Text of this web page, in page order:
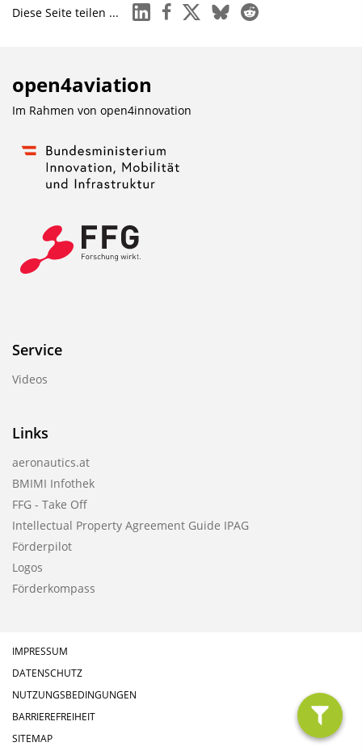
filter
Diese Seite teilen ... linkedinfacebook
x blueskyreddit
open4aviation
Im Rahmen von open4innovation
Service
Videos
Links
aeronautics.at
BMIMI Infothek
FFG - Take Off
Intellectual Property Agreement Guide IPAG
Förderpilot
Logos
Förderkompass
IMPRESSUM
DATENSCHUTZ
NUTZUNGSBEDINGUNGEN
BARRIEREFREIHEIT
SITEMAP